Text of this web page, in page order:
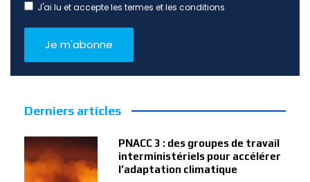
J'ai lu et accepte les termes et les conditions
Derniers articles
PNACC 3 : des groupes de travail
interministériels pour accélérer
l’adaptation climatique